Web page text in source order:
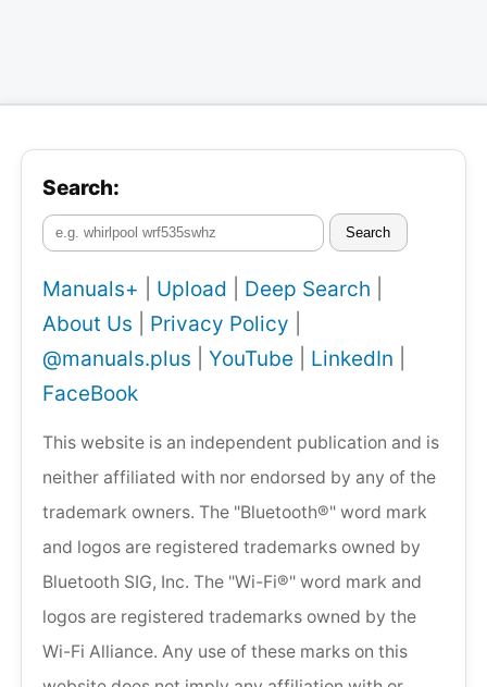
Search:
Search
Manuals+ Upload Deep Search
About Us
Privacy Policy
@manuals.plus
YouTube LinkedIn
FaceBook
This website is an independent publication and is
neither affiliated with nor endorsed by any of the
trademark owners. The "Bluetooth®" word mark
and logos are registered trademarks owned by
Bluetooth SIG, Inc. The "Wi-Fi®" word mark and
logos are registered trademarks owned by the
Wi-Fi Alliance. Any use of these marks on this